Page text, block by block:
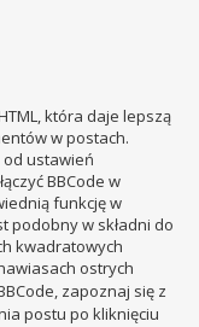
która daje lepszą
w postach.
ustawień
BBCode w
funkcję w
podobny w składni do
kwadratowych
ostrych
zapoznaj się z
postu po kliknięciu